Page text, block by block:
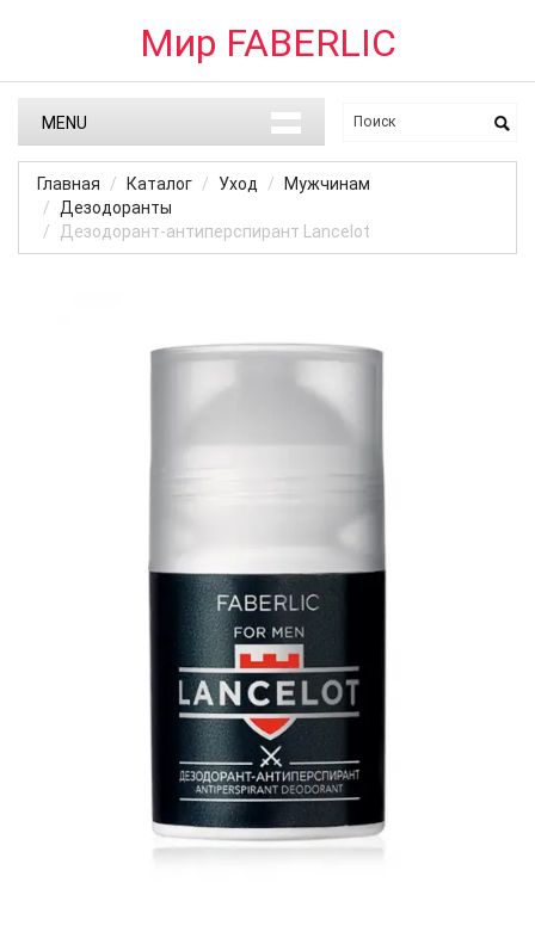
Мир FABERLIC
MENU
Главная Каталог Уход
Мужчинам
Дезодоранты
Дезодорант-антиперспирант Lancelot